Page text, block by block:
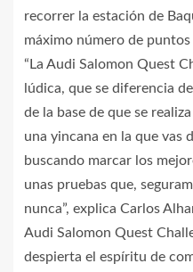
recorrer la estación de
máximo número de
“La Audi Salomon Quest
lúdica, que se diferencia
de la base de que se
una yincana en la que vas
buscando marcar los
unas pruebas que,
nunca”, explica Carlos
Audi Salomon Quest
despierta el espíritu de